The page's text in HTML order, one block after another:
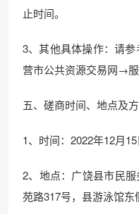
止时间。
3、其他具体操作：请参
营市公共资源交易网→服
五、磋商时间、地点及
1、时间：2022年12月
2、地点：广饶县市民
苑路317号，县游泳馆东